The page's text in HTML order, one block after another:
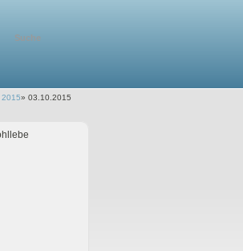
2015»03.10.2015